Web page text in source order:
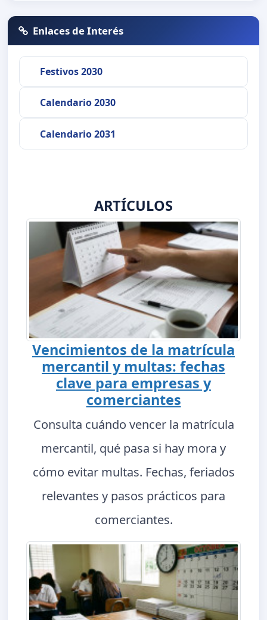
Enlaces de Interés
Festivos 2030
Calendario 2030
Calendario 2031
ARTÍCULOS
Vencimientos de la matrícula
mercantil y multas: fechas
clave para empresas y
comerciantes
Consulta cuándo vencer la matrícula
mercantil, qué pasa si hay mora y
cómo evitar multas. Fechas, feriados
relevantes y pasos prácticos para
comerciantes.